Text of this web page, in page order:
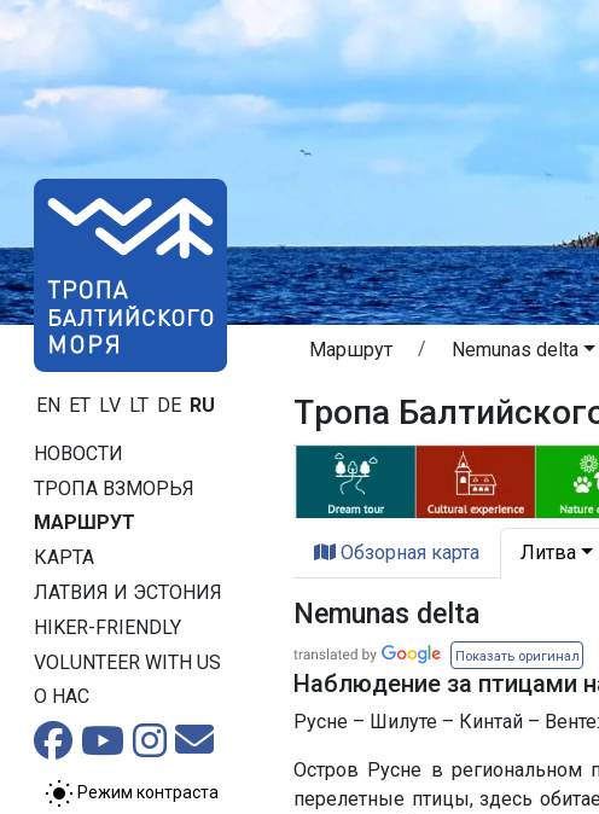
EN ET LV LT DE RU
НОВОСТИ
ТРОПA ВЗМОРЬЯ
МАРШРУТ
КАРТА
ЛАТВИЯ И ЭСТОНИЯ
HIKER-FRIENDLY
VOLUNTEER WITH US
О НАС
Режим контраста
Маршрут Nemunas delta
Tропa
Обзорная карта Литва
Nemunas delta
Показать оригинал
Наблюдение за птицами
Русне – Шилуте – Кинтай –
Остров Русне в региональном
перелетные птицы, здесь